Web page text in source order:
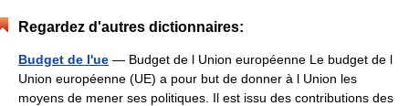
Regardez d'autres dictionnaires:
Budget de l'ue — Budget de l Union européenne Le budget de l
Union européenne (UE) a pour but de donner à l Union les
moyens de mener ses politiques. Il est issu des contributions des